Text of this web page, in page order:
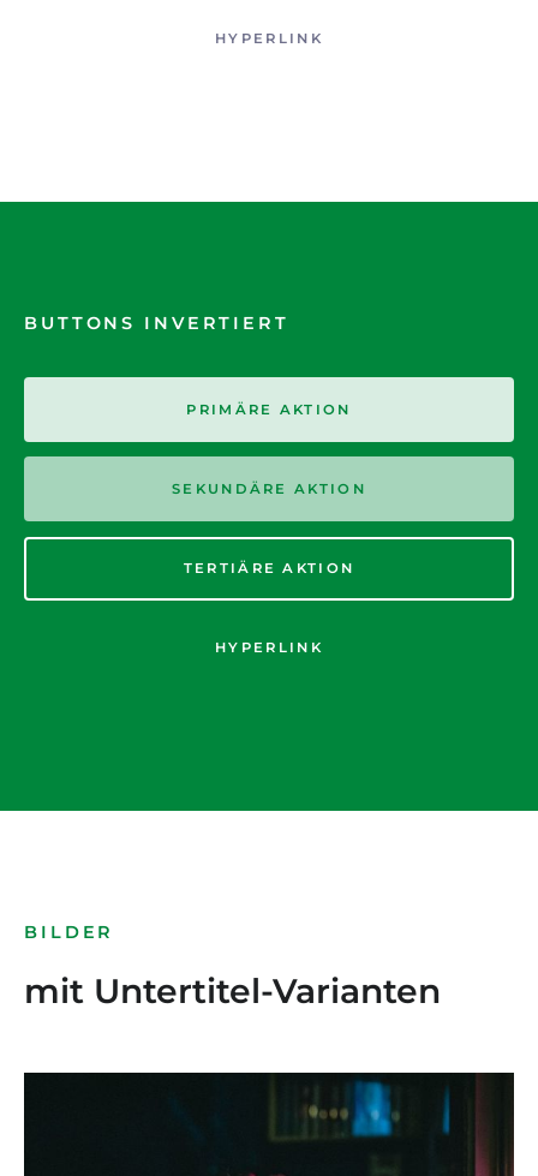
HYPERLINK
BUTTONS INVERTIERT
PRIMÄRE AKTION
SEKUNDÄRE AKTION
TERTIÄRE AKTION
HYPERLINK
BILDER
mit Untertitel-Varianten